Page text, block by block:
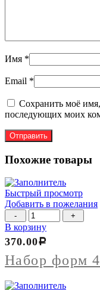
Имя *
Email *
Сохранить моё имя,
последующих моих
Похожие товары
Быстрый просмотр
Добавить в пожелания
Количество
товара
Набор
форм
4пр
МВ
В корзину
Набор форм
370.00Р